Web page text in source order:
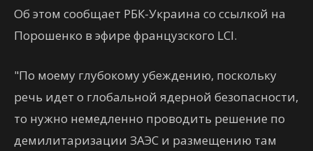
Об этом сообщает РБК-Украина со ссылкой на
Порошенко в эфире французского LCI.
"По моему глубокому убеждению, поскольку
речь идет о глобальной ядерной безопасности,
то нужно немедленно проводить решение по
демилитаризации ЗАЭС и размещению там